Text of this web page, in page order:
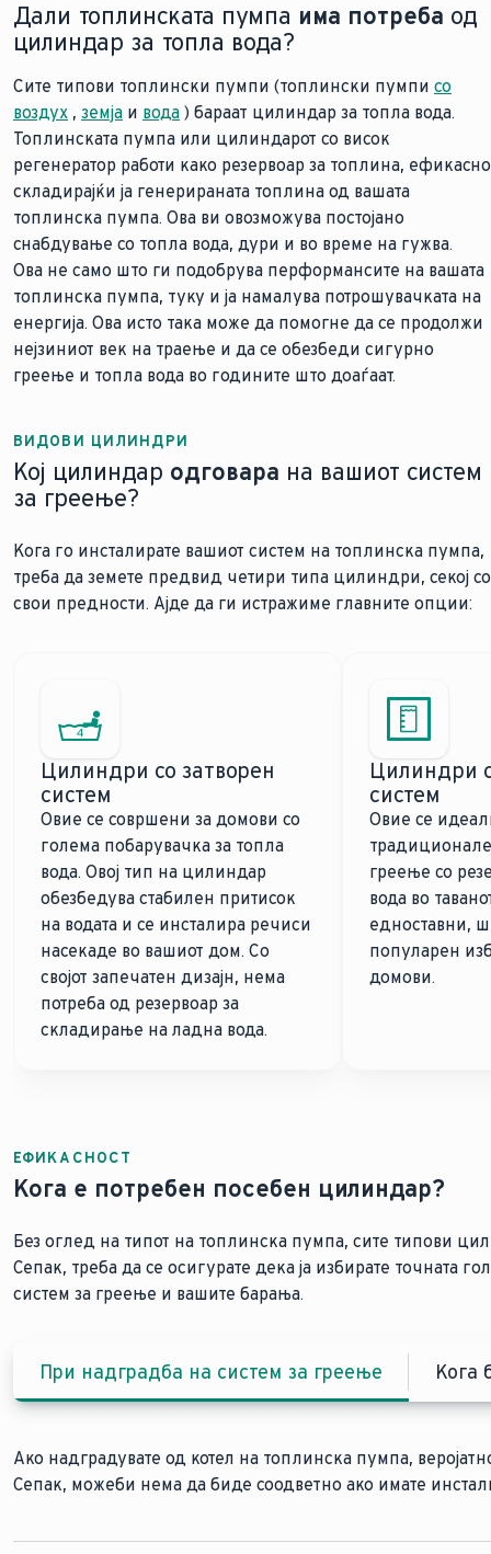
Дали топлинската пумпа има потреба од
цилиндар за топла вода?
Сите типови топлински пумпи (топлински пумпи со
воздух , земја и вода ) бараат цилиндар за топла вода.
Топлинската пумпа или цилиндарот со висок
регенератор работи како резервоар за топлина, ефикасно
складирајќи ја генерираната топлина од вашата
топлинска пумпа. Ова ви овозможува постојано
снабдување со топла вода, дури и во време на гужва.
Ова не само што ги подобрува перформансите на вашата
топлинска пумпа, туку и ја намалува потрошувачката на
енергија. Ова исто така може да помогне да се продолжи
нејзиниот век на траење и да се обезбеди сигурно
греење и топла вода во годините што доаѓаат.
ВИДОВИ ЦИЛИНДРИ
Кој цилиндар одговара на вашиот систем
за греење?
Кога го инсталирате вашиот систем на топлинска пумпа,
треба да земете предвид четири типа цилиндри, секој со
свои предности. Ајде да ги истражиме главните опции:
Цилиндри со затворен
систем
Овие се совршени за домови со
голема побарувачка за топла
вода. Овој тип на цилиндар
обезбедува стабилен притисок
на водата и се инсталира речиси
насекаде во вашиот дом. Со
својот запечатен дизајн, нема
потреба од резервоар за
складирање на ладна вода.
Цилиндри
систем
Овие се
греење со
вода во
едноставни,
популарен
домови.
ЕФИКАСНОСТ
Кога е потребен посебен цилиндар?
Без оглед на типот на топлинска пумпа, сите типови
Сепак, треба да се осигурате дека ја избирате точната
систем за греење и вашите барања.
При надградба на систем за греење Кога
Ако надградувате од котел на топлинска пумпа,
Сепак, можеби нема да биде соодветно ако имате